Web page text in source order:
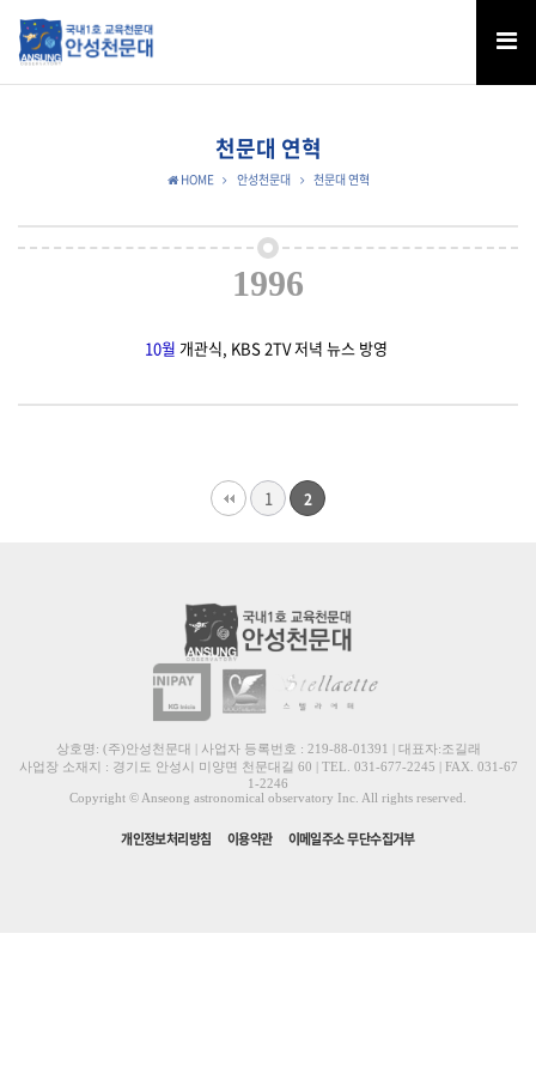
천문대 연혁
HOME 안성천문대 천문대 연혁
1996
10월 개관식, KBS 2TV 저녁 뉴스 방영
1 2
상호명: (주)안성천문대 | 사업자 등록번호 : 219-88-01391 | 대표자:조길래
사업장 소재지 : 경기도 안성시 미양면 천문대길 60 | TEL. 031-677-2245 | FAX. 031-67
1-2246
Copyright © Anseong astronomical observatory Inc. All rights reserved.
개인정보처리방침 이용약관 이메일주소 무단수집거부